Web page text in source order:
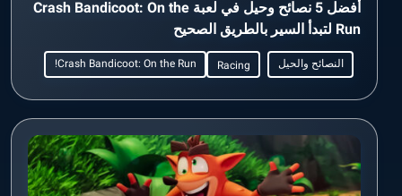
أفضل 5 نصائح وحيل في لعبة Crash Bandicoot: On the
Run لتبدأ السير بالطريق الصحيح
النصائح والحيل Racing
Crash Bandicoot: On the Run!